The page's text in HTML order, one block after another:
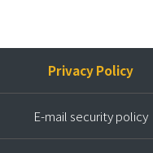
Privacy Policy
E-mail security policy